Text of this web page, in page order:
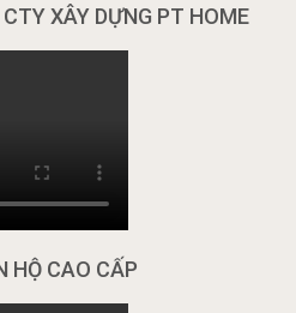
XÂY DỰNG PT HOME
HỘ CAO CẤP